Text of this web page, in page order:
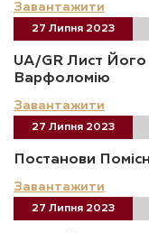
Завантажити
27 Липня 2023
UA/GR Лист Його
Варфоломію
Завантажити
27 Липня 2023
Постанови
Завантажити
27 Липня 2023